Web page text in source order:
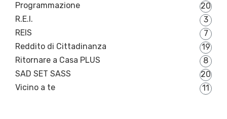
Programmazione
20
R.E.I.
3
REIS
7
Reddito di Cittadinanza
19
Ritornare a Casa PLUS
8
SAD SET SASS
20
Vicino a te
11